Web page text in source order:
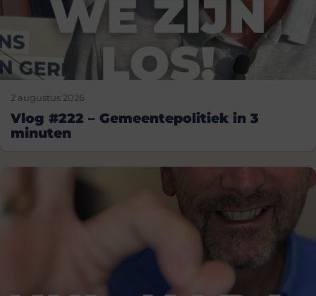
2 augustus 2026
Vlog #222 – Gemeentepolitiek in 3
minuten